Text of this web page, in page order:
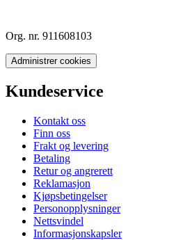
Org. nr. 911608103
Administrer cookies
Kundeservice
Kontakt oss
Finn oss
Frakt og levering
Betaling
Retur og angrerett
Reklamasjon
Kjøpsbetingelser
Personopplysninger
Nettsvindel
Informasjonskapsler